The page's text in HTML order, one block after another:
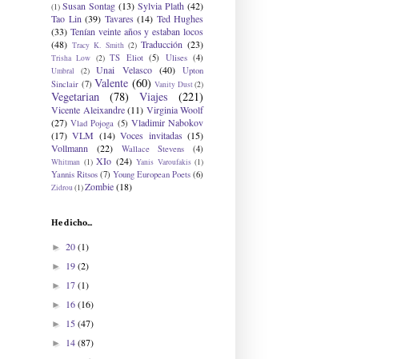
(1) Susan Sontag (13) Sylvia Plath (42)
Tao Lin (39) Tavares (14) Ted Hughes
(33) Tenían veinte años y estaban locos
(48) Tracy K. Smith (2) Traducción (23)
Trisha Low (2) TS Eliot (5) Ulises (4)
Umbral (2) Unai Velasco (40)
Upton
Sinclair (7) Valente (60) Vanity Dust(2)
Vegetarian (78) Viajes (221)
Vicente Aleixandre (11) Virginia Woolf
(27) Vlad Pojoga (5) Vladimir Nabokov
(17) VLM (14) Voces invitadas (15)
Vollmann
(22) Wallace Stevens (4)
Whitman (1) XIo (24) Yanis Varoufakis (1)
Yannis Ritsos (7) Young European Poets (6)
Zidrou(1)Zombie(18)
He dicho...
► 20(1)
► 19(2)
► 17(1)
► 16(16)
► 15(47)
► 14(87)